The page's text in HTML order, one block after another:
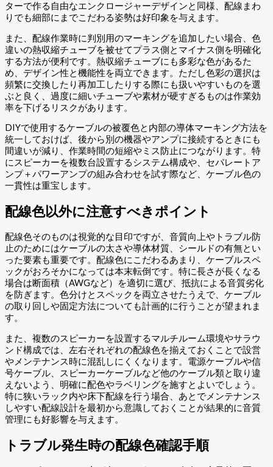
ターで作る自由なエンクロージャーデザインと同様、配線まわ
りでも細部にまでこだわる姿勢は好印象を与えます。
また、配線作業時に判別用のマーキングを追加したい場合、色
違いの熱収縮チューブを被せてプラス側とマイナス側を明確化
する方法が便利です。熱収縮チューブにも多彩な色があるた
め、デザイン性と機能性を両立できます。ただし色彩の選択は
頻繁に交換したり再加工したりする際にも扱いやすいものを選
ぶと良く、過度に細いチューブや素材が硬すぎるものは作業効
率を下げるリスクがあります。
DIYで使用するケーブルの被覆色と内部の導体マーキング方法を
統一しておけば、後から別の機器やアンプに接続するときにも
間違いが減り、作業時間の短縮やミス防止につながります。特
にスピーカーを複数台設置するシステム構成や、セパレートア
ンプ＋パワーアンプの組み合わせを試す際など、ケーブル色の
一貫性は重宝します。
配線色以外に注意すべきポイント
配線色そのものは視覚的な目印ですが、音質向上やトラブル防
止のためにはケーブルの太さや導体材質、シールドの有無とい
った要素も重要です。配線色にこだわるあまり、ケーブルスペ
ックがおろそかになっては本末転倒です。特に長さが長くなる
場合は断面積（AWGなど）を適切に選び、抵抗による音質劣化
を防ぎます。色分けとスペックを両立させたうえで、ケーブル
の取り回しや固定方法についても計画的に行うことが望まれま
す。
また、複数のスピーカーを設置するマルチルーム環境やサラウ
ンド構成では、左右それぞれの配線色を揃えておくことで設営
やメンテナンス時に混乱しにくくなります。電源ケーブルや信
号ケーブル、スピーカーケーブルなど他のケーブル類と取り違
えないよう、明確に配色やラベリングを施すとよいでしょう。
特に狭いラック内や床下配線を行う場合、あとでメンテナンス
しやすい配線設計を最初から意識しておくことが結果的に音質
管理にも好影響を与えます。
トラブル発生時の配線色確認手順